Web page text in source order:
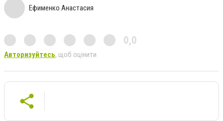
Ефименко Анастасия
0,0
Авторизуйтесь, щоб оцінити